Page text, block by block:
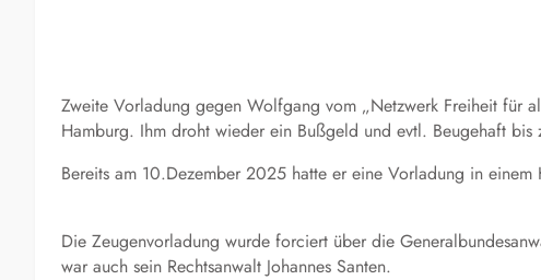
Zweite Vorladung gegen Wolfgang vom „Netzwerk Freiheit für
Hamburg. Ihm droht wieder ein Bußgeld und evtl. Beugehaft bis
Bereits am 10.Dezember 2025 hatte er eine Vorladung in
Die Zeugenvorladung wurde forciert über die
war auch sein Rechtsanwalt Johannes Santen.